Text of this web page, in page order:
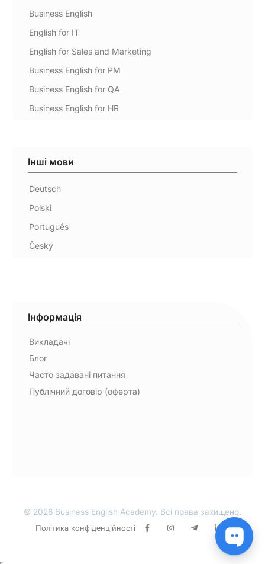
Business English
English for IT
English for Sales and Marketing
Business English for PM
Business English for QA
Business English for HR
Інші мови
Deutsch
Polski
Português
Český
Інформація
Викладачі
Блог
Часто задавані питання
Публічний договір (оферта)
© 2026 Business English Academy. Всі права захищено.
Політика конфіденційності